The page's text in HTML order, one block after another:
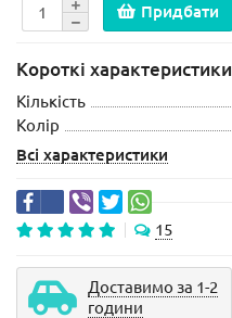
Придбати
Короткі характеристики
Кількість
Колір
Всі характеристики
15
Доставимо за 1-2
години